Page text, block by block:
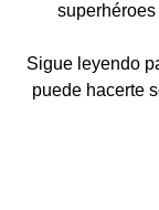
Sigue leyendo
puede hacerte